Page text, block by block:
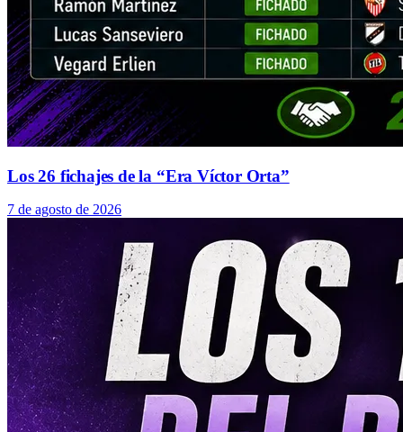
Los 26 fichajes de la “Era Víctor Orta”
7 de agosto de 2026